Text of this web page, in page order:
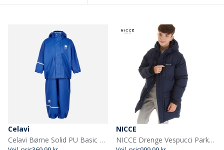
Celavi
Celavi Børne Solid PU Basic Regntøj Sæt Havblå Oceanblue
NICCE
NICCE Drenge Vespucci Parka Blå